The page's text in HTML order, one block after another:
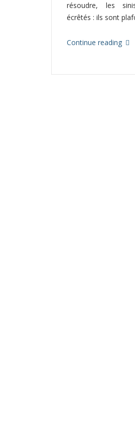
résoudre, les
écrêtés : ils sont
Continue reading